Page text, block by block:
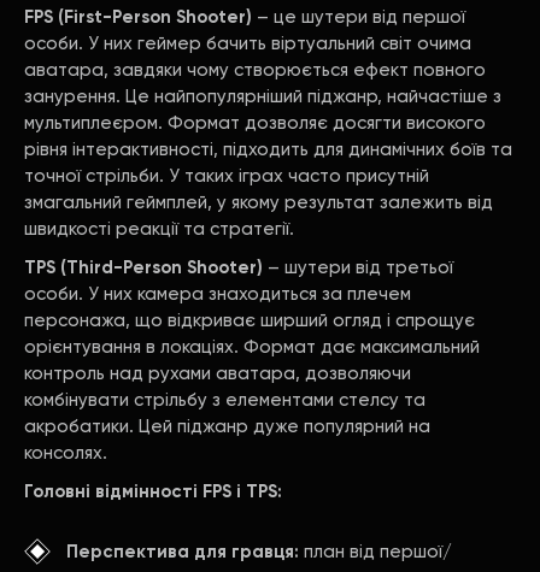
FPS (First-Person Shooter) – це шутери від першої
особи. У них геймер бачить віртуальний світ очима
аватара, завдяки чому створюється ефект повного
занурення. Це найпопулярніший піджанр, найчастіше з
мультиплеєром. Формат дозволяє досягти високого
рівня інтерактивності, підходить для динамічних боїв та
точної стрільби. У таких іграх часто присутній
змагальний геймплей, у якому результат залежить від
швидкості реакції та стратегії.
TPS (Third-Person Shooter) – шутери від третьої
особи. У них камера знаходиться за плечем
персонажа, що відкриває ширший огляд і спрощує
орієнтування в локаціях. Формат дає максимальний
контроль над рухами аватара, дозволяючи
комбінувати стрільбу з елементами стелсу та
акробатики. Цей піджанр дуже популярний на
консолях.
Головні відмінності FPS і TPS:
Перспектива для гравця: план від першої/